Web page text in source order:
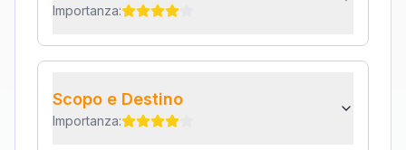
Importanza:
Scopo e Destino
Importanza: